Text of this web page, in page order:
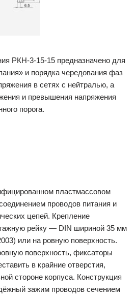
РКН-3-15-15 предназначено для
и порядка чередования фаз
в сетях с нейтралью, а
и превышения напряжения
порога.
пластмассовом
проводов питания и
цепей. Крепление
рейку — DIN шириной 35 мм
или на ровную поверхность.
поверхность, фиксаторы
в крайние отверстия,
стороне корпуса. Конструкция
зажим проводов сечением